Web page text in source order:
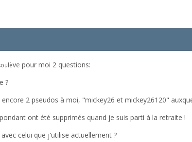
ve pour moi 2 questions:
?
2 pseudos à moi, "mickey26 et mickey26120"
ont été supprimés quand je suis parti à la retraite !
celui que j'utilise actuellement ?